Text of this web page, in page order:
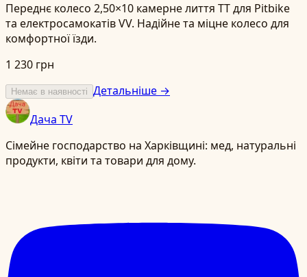
Переднє колесо 2,50×10 камерне лиття TT для Pitbike
та електросамокатів VV. Надійне та міцне колесо для
комфортної їзди.
1 230 грн
Немає в наявності Детальніше →
Дача TV
Сімейне господарство на Харківщині: мед, натуральні
продукти, квіти та товари для дому.